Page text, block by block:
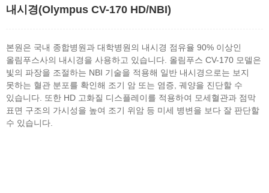
내시경(Olympus CV-170 HD/NBI)
본원은 국내 종합병원과 대학병원의 내시경 점유율 90% 이상인
올림푸스사의 내시경을 사용하고 있습니다. 올림푸스 CV-170 모델은
빛의 파장을 조절하는 NBI 기술을 적용해 일반 내시경으로는 보지
못하는 혈관 분포를 확인해 조기 암 또는 염증, 궤양을 진단할 수
있습니다. 또한 HD 고화질 디스플레이를 적용하여 모세혈관과 점막
표면 구조의 가시성을 높여 조기 위암 등 미세 병변을 보다 잘 판단할
수 있습니다.